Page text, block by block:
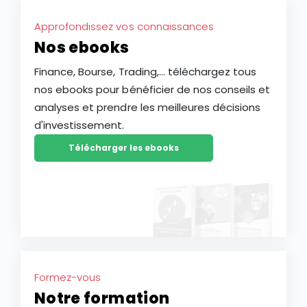
Approfondissez vos connaissances
Nos ebooks
Finance, Bourse, Trading,... téléchargez tous
nos ebooks pour bénéficier de nos conseils et
analyses et prendre les meilleures décisions
d'investissement.
Télécharger les ebooks
Formez-vous
Notre formation